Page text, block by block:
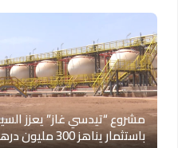
مشروع “تيدسي غاز” يعزز
باستثمار يناهز 300 مليون درهم